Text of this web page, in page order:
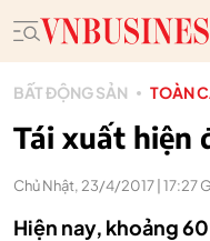
BẤT ĐỘNG SẢN TOÀN
Tái xuất hiện
Chủ Nhật, 23/4/2017 | 17:27
Hiện nay, khoảng